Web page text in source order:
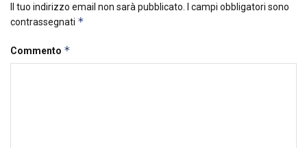
Il tuo indirizzo email non sarà pubblicato.
I campi obbligatori sono
contrassegnati *
Commento *